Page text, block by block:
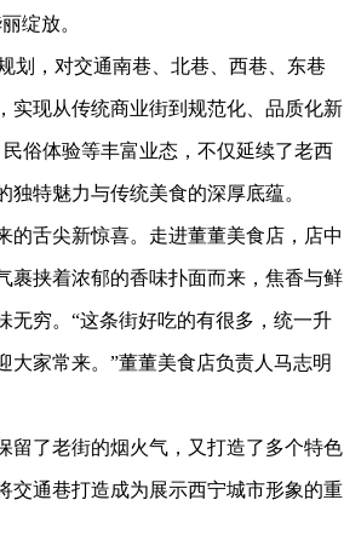
绽放。
，对交通南巷、北巷、西巷、东巷
实现从传统商业街到规范化、品质化新
俗体验等丰富业态，不仅延续了老西
特魅力与传统美食的深厚底蕴。
舌尖新惊喜。走进董董美食店，店中
裹挟着浓郁的香味扑面而来，焦香与鲜
无穷。“这条街好吃的有很多，统一升
家常来。”董董美食店负责人马志明
了老街的烟火气，又打造了多个特色
交通巷打造成为展示西宁城市形象的重